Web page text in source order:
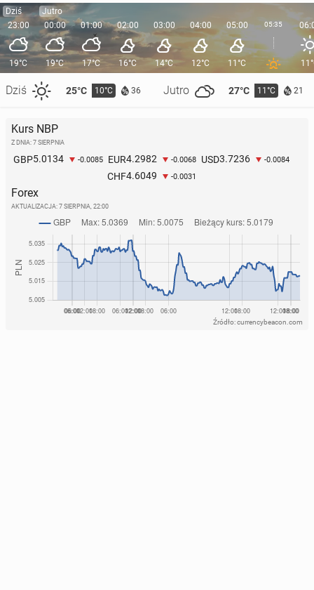
Dziś
23:00
19°C
Dziś 25°C 10°C 36 Jutro 27°C 11°C 21
Jutro
00:00
19°C
01:00
17°C
02:00
16°C
03:00
14°C
04:00
12°C
05:00
11°C
05:35
Kurs NBP
Z DNIA: 7 SIERPNIA
GBP5.0134 -0.0085 EUR4.2982 -0.0068 USD3.7236 -0.0084
CHF4.6049 -0.0031
Forex
AKTUALIZACJA: 7 SIERPNIA, 22:00
Źródło: currencybeacon.com